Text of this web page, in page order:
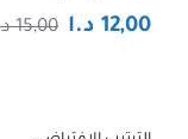
15,00 12,00 د.ا
من